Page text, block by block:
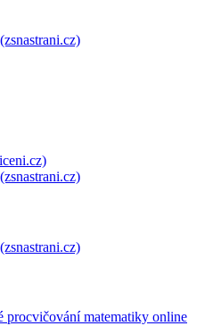
procvičování matematiky online